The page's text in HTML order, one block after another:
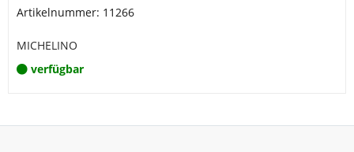
Artikelnummer: 11266
MICHELINO
verfügbar